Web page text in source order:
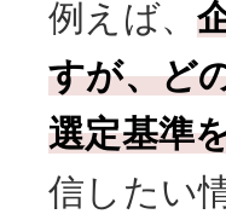
例えば、
すが、ど
選定基準
信したい